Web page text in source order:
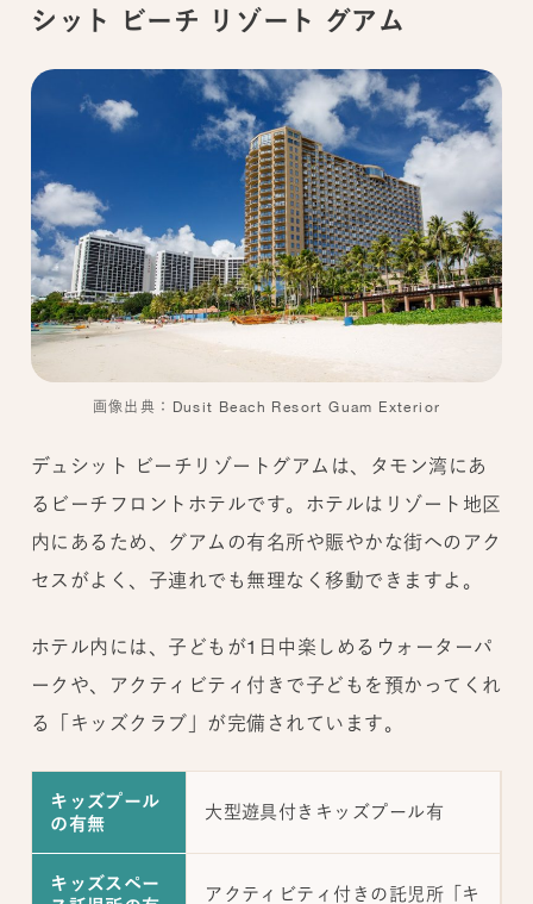
シット ビーチ リゾート グアム
画像出典：Dusit Beach Resort Guam Exterior
デュシット ビーチリゾートグアムは、タモン湾にあ
るビーチフロントホテルです。ホテルはリゾート地区
内にあるため、グアムの有名所や賑やかな街へのアク
セスがよく、子連れでも無理なく移動できますよ。
ホテル内には、子どもが1日中楽しめるウォーターパ
ークや、アクティビティ付きで子どもを預かってくれ
る「キッズクラブ」が完備されています。
キッズプール
の有無
大型遊具付きキッズプール有
キッズスペー
アクティビティ付きの託児所「キ